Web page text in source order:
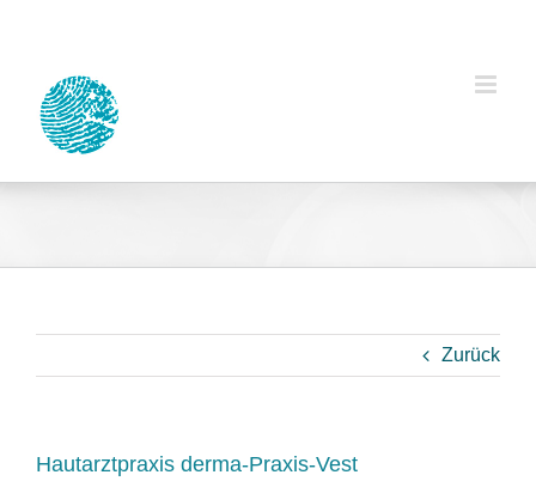
springen
Zurück
Hautarztpraxis derma-Praxis-Vest